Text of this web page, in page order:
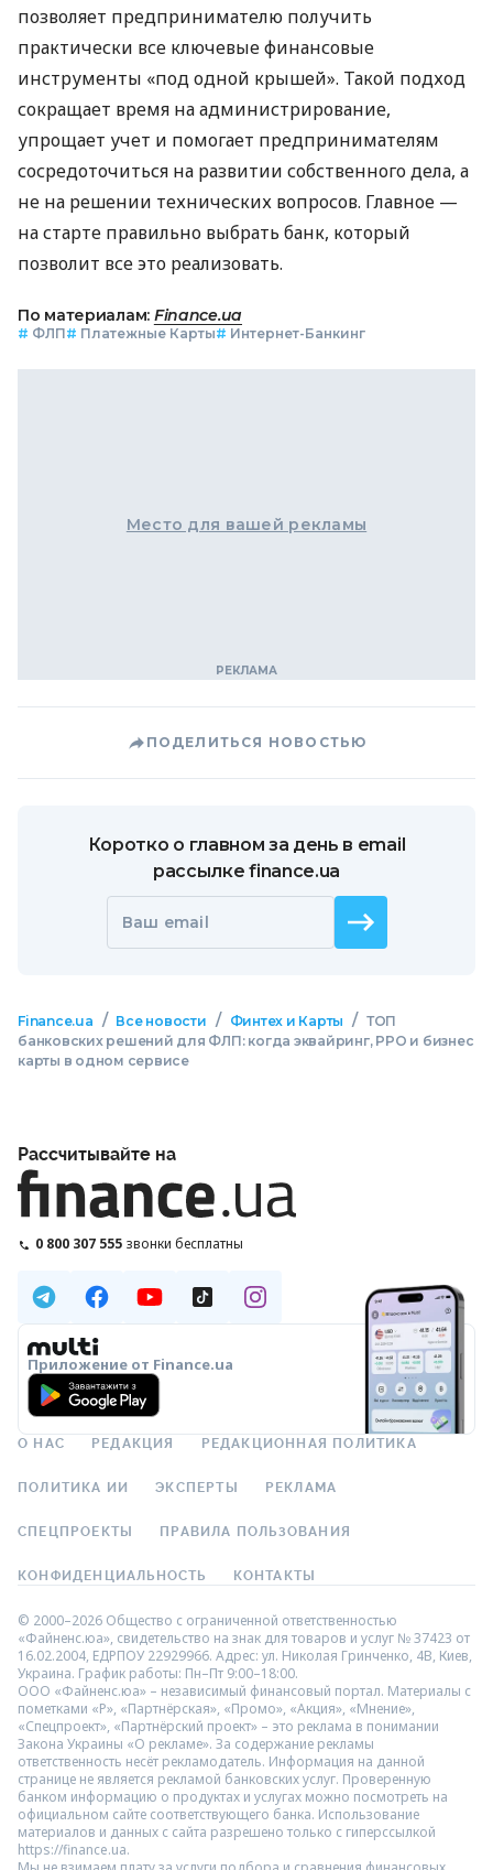
позволяет предпринимателю получить
практически все ключевые финансовые
инструменты «под одной крышей». Такой подход
сокращает время на администрирование,
упрощает учет и помогает предпринимателям
сосредоточиться на развитии собственного дела, а
не на решении технических вопросов. Главное —
на старте правильно выбрать банк, который
позволит все это реализовать.
По материалам: Finance.ua
# ФЛП# Платежные Карты# Интернет-Банкинг
Место для вашей рекламы
ПОДЕЛИТЬСЯ НОВОСТЬЮ
Коротко о главном за день в email
рассылке finance.ua
Ваш email
Finance.ua / Все новости / Финтех и Карты / ТОП
банковских решений для ФЛП: когда эквайринг, РРО и бизнес
карты в одном сервисе
Рассчитывайте на
0 800 307 555 звонки бесплатны
Приложение от Finance.ua
О НАС РЕДАКЦИЯ РЕДАКЦИОННАЯ ПОЛИТИКА
ПОЛИТИКА ИИ ЭКСПЕРТЫ РЕКЛАМА
СПЕЦПРОЕКТЫ ПРАВИЛА ПОЛЬЗОВАНИЯ
КОНФИДЕНЦИАЛЬНОСТЬ КОНТАКТЫ
© 2000–2026 Общество с ограниченной ответственностью
«Файненс.юа», свидетельство на знак для товаров и услуг № 37423 от
16.02.2004, ЕДРПОУ 22929966. Адрес: ул. Николая Гринченко, 4В, Киев,
Украина. График работы: Пн–Пт 9:00–18:00.
ООО «Файненс.юа» – независимый финансовый портал. Материалы с
пометками «Р», «Партнёрская», «Промо», «Акция», «Мнение»,
«Спецпроект», «Партнёрский проект» – это реклама в понимании
Закона Украины «О рекламе». За содержание рекламы
ответственность несёт рекламодатель. Информация на данной
странице не является рекламой банковских услуг. Проверенную
банком информацию о продуктах и услугах можно посмотреть на
официальном сайте соответствующего банка. Использование
материалов и данных с сайта разрешено только с гиперссылкой
https://finance.ua.